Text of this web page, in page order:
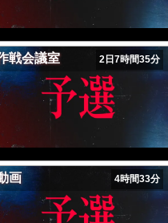
戦会議室
2日7時間35分
画
4時間33分